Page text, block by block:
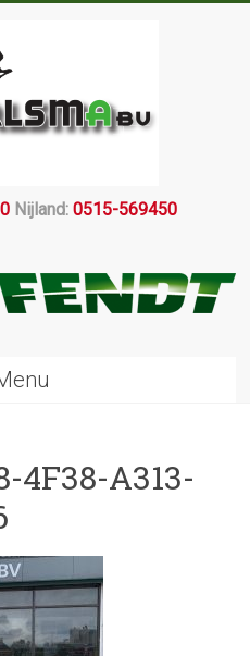
Nijland: 0515-569450
4F38-A313-